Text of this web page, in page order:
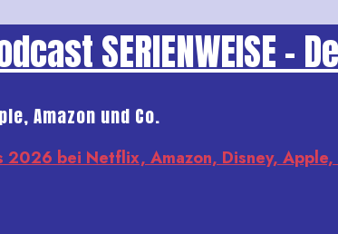
SERIENWEISE -
Amazon und Co.
2026 bei Netflix, Amazon, Disney, Apple,